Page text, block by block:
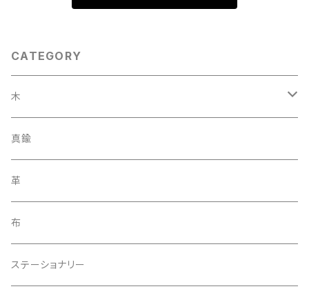
CATEGORY
木
ストラップ
ブローチ
アクセサリー
ヘアゴム
真鍮
革
布
ステーショナリー